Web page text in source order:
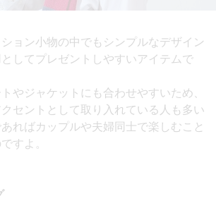
ョン小物の中でもシンプルなデザイン
してプレゼントしやすいアイテムで
やジャケットにも合わせやすいため、
セントとして取り入れている人も多い
ればカップルや夫婦同士で楽しむこと
すよ。